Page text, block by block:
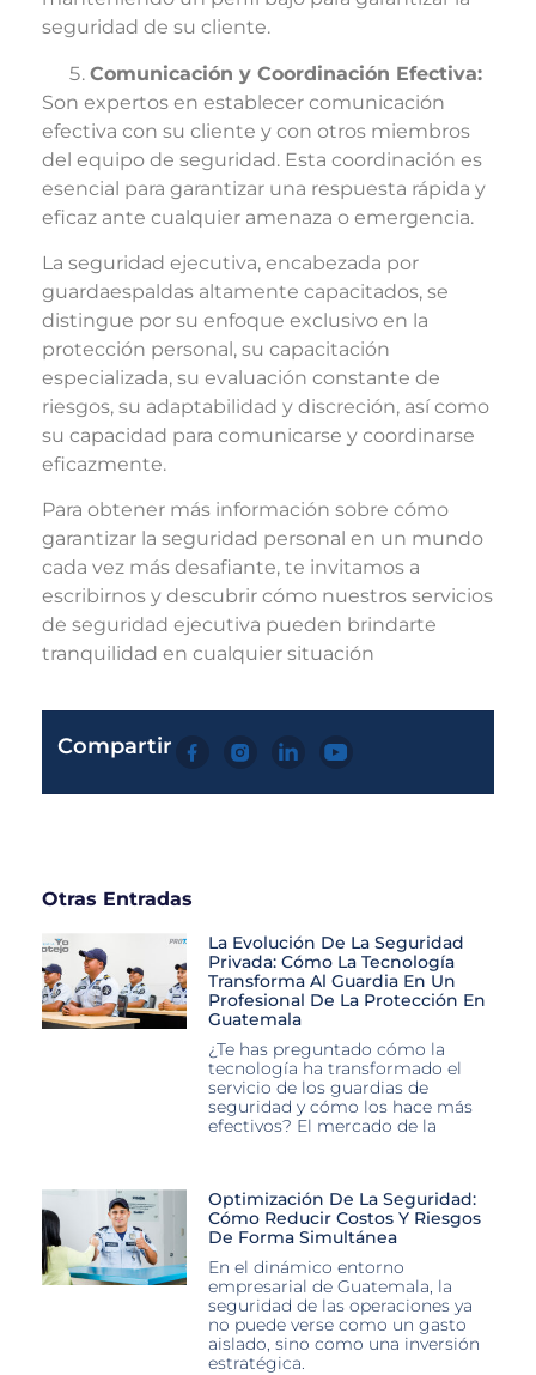
seguridad de su cliente.
Comunicación y Coordinación Efectiva:
Son expertos en establecer comunicación
efectiva con su cliente y con otros miembros
del equipo de seguridad. Esta coordinación es
esencial para garantizar una respuesta rápida y
eficaz ante cualquier amenaza o emergencia.
La seguridad ejecutiva, encabezada por
guardaespaldas altamente capacitados, se
distingue por su enfoque exclusivo en la
protección personal, su capacitación
especializada, su evaluación constante de
riesgos, su adaptabilidad y discreción, así como
su capacidad para comunicarse y coordinarse
eficazmente.
Para obtener más información sobre cómo
garantizar la seguridad personal en un mundo
cada vez más desafiante, te invitamos a
escribirnos y descubrir cómo nuestros servicios
de seguridad ejecutiva pueden brindarte
tranquilidad en cualquier situación
Compartir
Otras Entradas
La Evolución De La Seguridad
Privada: Cómo La Tecnología
Transforma Al Guardia En Un
Profesional De La Protección En
Guatemala
¿Te has preguntado cómo la
tecnología ha transformado el
servicio de los guardias de
seguridad y cómo los hace más
efectivos? El mercado de la
Optimización De La Seguridad:
Cómo Reducir Costos Y Riesgos
De Forma Simultánea
En el dinámico entorno
empresarial de Guatemala, la
seguridad de las operaciones ya
no puede verse como un gasto
aislado, sino como una inversión
estratégica.